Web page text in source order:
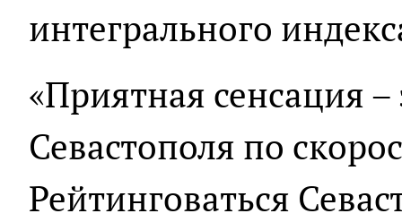
интегрального
«Приятная сенсация
Севастополя по
Рейтинговаться